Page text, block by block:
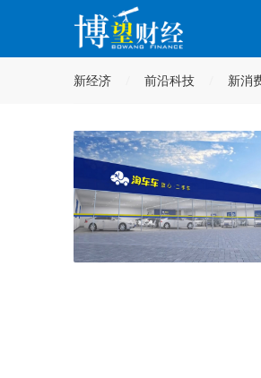
新经济 前沿科技 新消